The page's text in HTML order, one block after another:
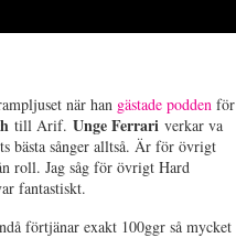
när han gästade podden för
till Arif.Unge Ferrariverkar va
bästa sånger alltså. Är för övrigt
roll. Jag såg för övrigt Hard
fantastiskt.
förtjänar exakt 100ggr så mycket